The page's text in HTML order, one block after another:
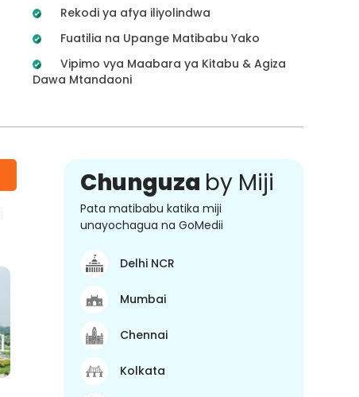
Rekodi ya afya iliyolindwa
Fuatilia na Upange Matibabu Yako
Vipimo vya Maabara ya Kitabu & Agiza
Dawa Mtandaoni
Chunguza by Miji
Pata matibabu katika miji
unayochagua na GoMedii
Delhi NCR
Mumbai
Chennai
Kolkata